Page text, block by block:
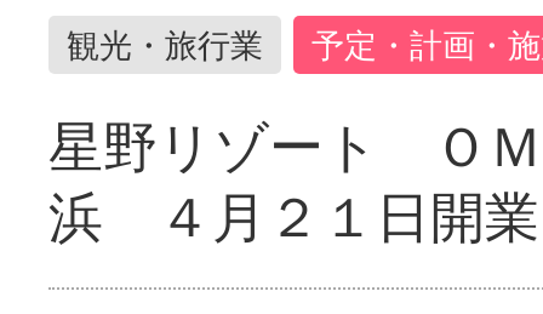
観光・旅行業 予定・計画・
星野リゾート Ｏ
浜 ４月２１日開業